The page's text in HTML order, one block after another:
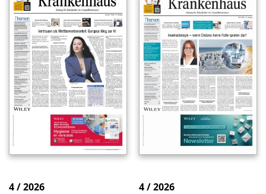
4 / 2026 4 / 2026